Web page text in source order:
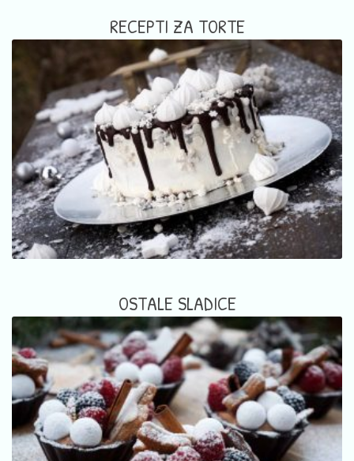
RECEPTI ZA TORTE
OSTALE SLADICE